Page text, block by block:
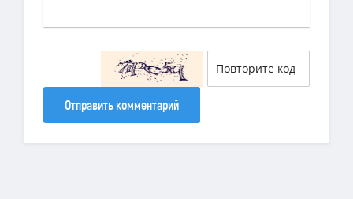
Отправить комментарий